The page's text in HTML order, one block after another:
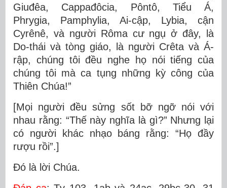
Giuđêa, Cappađôcia, Pôntô, Tiểu Á,
Phrygia, Pamphylia, Ai-cập, Lybia, cận
Cyrênê, và người Rôma cư ngụ ở đây, là
Do-thái và tòng giáo, là người Crêta và Á-
rập, chúng tôi đều nghe họ nói tiếng của
chúng tôi mà ca tụng những kỳ công của
Thiên Chúa!”
[Mọi người đều sửng sốt bỡ ngỡ nói với
nhau rằng: “Thế này nghĩa là gì?” Nhưng lại
có người khác nhạo báng rằng: “Họ đầy
rượu rồi”.]
Ðó là lời Chúa.